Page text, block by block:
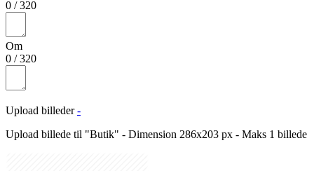
0 /320
Om
0 /320
Upload billeder -
Upload billede til "Butik" - Dimension 286x203 px - Maks 1 billede